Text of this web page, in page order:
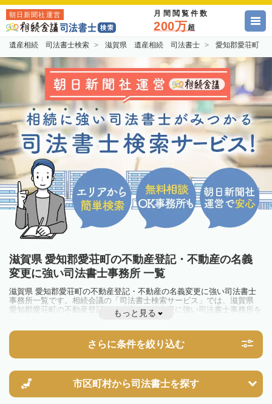
朝日新聞社運営 月間閲覧件数
200万超
遺産相続 司法書士検索 滋賀県 遺産相続 司法書士 愛知郡愛荘町
滋賀県 愛知郡愛荘町の不動産登記・不動産の名義
変更に強い司法書士事務所 一覧
滋賀県 愛知郡愛荘町の不動産登記・不動産の名義変更に強い司法書士
事務所一覧です。相続会議の「司法書士検索サービス」では、滋賀県
愛知郡愛荘町の不動産登記・不動産の名義変更に強い司法書士事務所を
一覧で見ることが出来ます。相続のトラブルやお悩みを抱えている方は
もっと見る
さらに条件を絞り込む
市区町村から司法書士を探す